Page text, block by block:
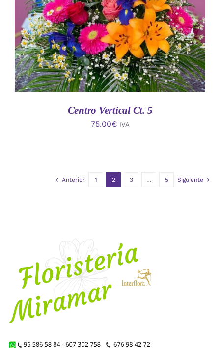
DETALLES
Centro Vertical Ct. 5
75.00€ IVA
Anterior 1 2 3 … 5 Siguiente